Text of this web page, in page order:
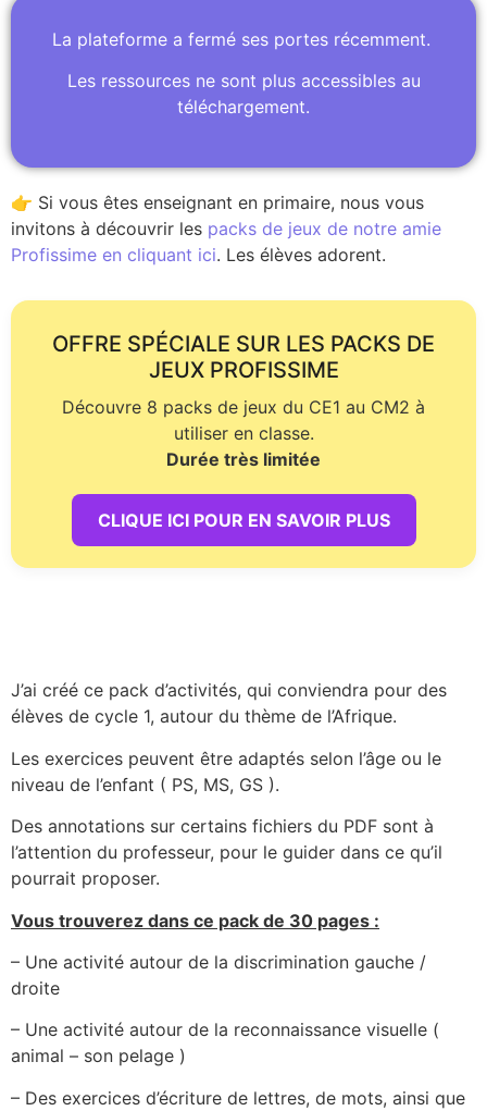
La plateforme a fermé ses portes récemment.
Les ressources ne sont plus accessibles au
téléchargement.
👉 Si vous êtes enseignant en primaire, nous vous
invitons à découvrir les packs de jeux de notre amie
Profissime en cliquant ici. Les élèves adorent.
OFFRE SPÉCIALE SUR LES PACKS DE
JEUX PROFISSIME
Découvre 8 packs de jeux du CE1 au CM2 à
utiliser en classe.
Durée très limitée
CLIQUE ICI POUR EN SAVOIR PLUS
J’ai créé ce pack d’activités, qui conviendra pour des
élèves de cycle 1, autour du thème de l’Afrique.
Les exercices peuvent être adaptés selon l’âge ou le
niveau de l’enfant ( PS, MS, GS ).
Des annotations sur certains fichiers du PDF sont à
l’attention du professeur, pour le guider dans ce qu’il
pourrait proposer.
Vous trouverez dans ce pack de 30 pages :
– Une activité autour de la discrimination gauche /
droite
– Une activité autour de la reconnaissance visuelle (
animal – son pelage )
– Des exercices d’écriture de lettres, de mots, ainsi que